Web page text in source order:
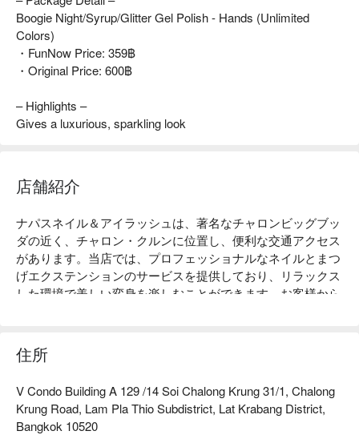
Boogie Night/Syrup/Glitter Gel Polish - Hands (Unlimited
Colors)
・FunNow Price: 359฿
・Original Price: 600฿
– Highlights –
Gives a luxurious, sparkling look
店舗紹介
ナパスネイル＆アイラッシュは、著名なチャロンビッグブッ
ダの近く、チャロン・クルンに位置し、便利な交通アクセス
があります。当店では、プロフェッショナルなネイルとまつ
げエクステンションのサービスを提供しており、リラックス
した環境で美しい変身を楽しむことができます。お客様から
特別なイベントの準備をしている方にとって、ナパスネイル
＆アイラッシュは理想的な選択です。美しさとリラクゼーシ
さい！今すぐFunNowで予約して、即時割引を受けましょ
う！
住所
V Condo Building A 129 /14 Soi Chalong Krung 31/1, Chalong
Krung Road, Lam Pla Thio Subdistrict, Lat Krabang District,
Bangkok 10520